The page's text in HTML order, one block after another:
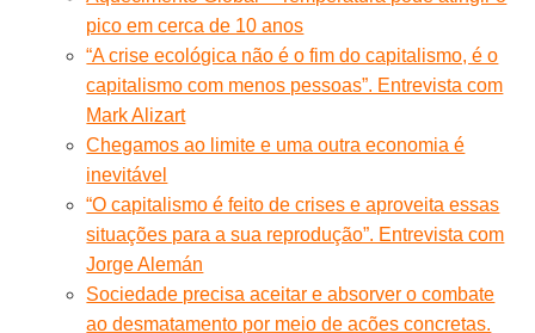
pico em cerca de 10 anos
“A crise ecológica não é o fim do capitalismo, é o
capitalismo com menos pessoas”. Entrevista com
Mark Alizart
Chegamos ao limite e uma outra economia é
inevitável
“O capitalismo é feito de crises e aproveita essas
situações para a sua reprodução”. Entrevista com
Jorge Alemán
Sociedade precisa aceitar e absorver o combate
ao desmatamento por meio de acões concretas.